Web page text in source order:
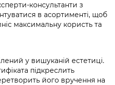
консультанти з
в асортименті, щоб
максимальну користь та
у вишуканій естетиці.
підкреслить
його вручення на